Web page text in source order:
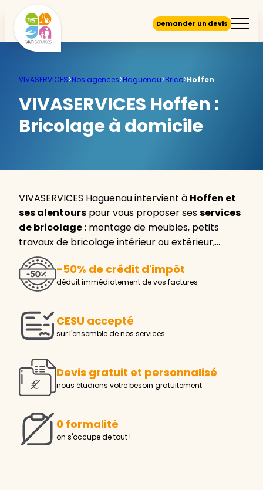
Demander un devis
VIVASERVICES>Nos agences>Haguenau>Brico>Hoffen
VIVASERVICES Hoffen :
Bricolage à domicile
VIVASERVICES Haguenau intervient à Hoffen et
ses alentours pour vous proposer sesservices
de bricolage: montage de meubles, petits
travaux de bricolage intérieur ou extérieur,…
-50% de crédit d'impôt
déduit immédiatement de vos factures
CESU accepté
sur l'ensemble de nos services
Devis gratuit et personnalisé
nous étudions votre besoin gratuitement
0 formalité
on s'occupe de tout !